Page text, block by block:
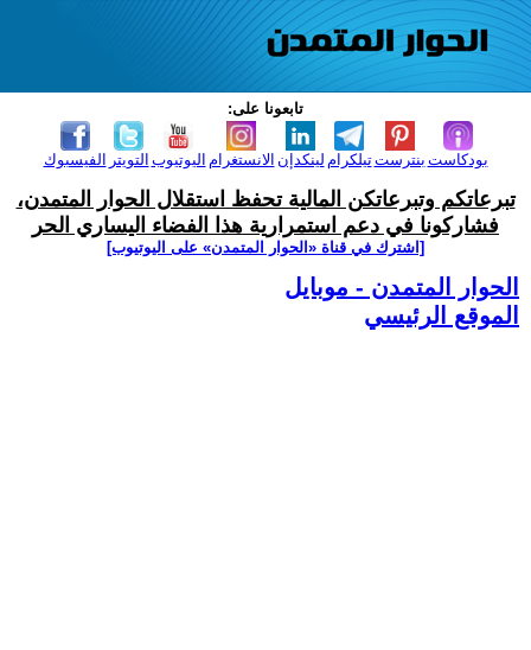
تابعونا على:
الفيسبوك التويتر اليوتيوب الانستغرام لينكدإن تيلكرامبنترست بودكاست
تبرعاتكم وتبرعاتكن المالية تحفظ استقلال الحوار المتمدن،
فشاركونا في دعم استمرارية هذا الفضاء اليساري الحر
[اشترك في قناة ‫«الحوار المتمدن» على اليوتيوب]
الحوار المتمدن - موبايل
الموقع الرئيسي